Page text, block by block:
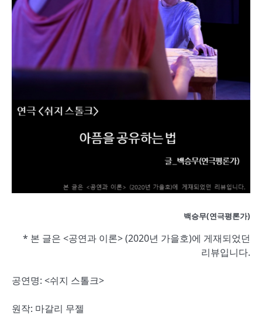
백승무(연극평론가)
* 본 글은 <공연과 이론> (2020년 가을호)에 게재되었던
리뷰입니다.
공연명: <쉬지 스톨크>
원작: 마갈리 무젤